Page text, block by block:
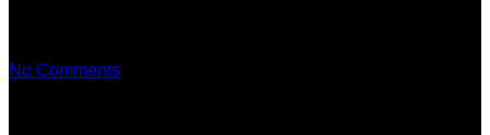
No Comments